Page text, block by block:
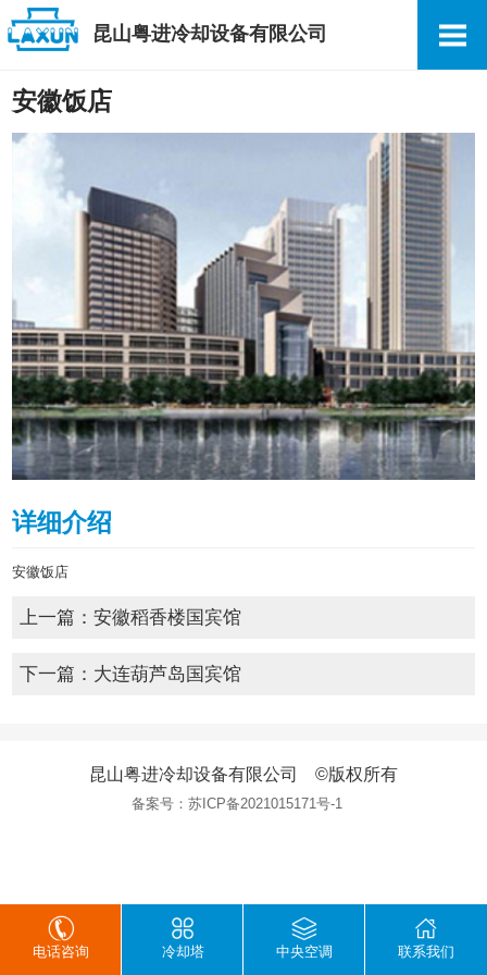
昆山粤进冷却设备有限公司
安徽饭店
详细介绍
安徽饭店
上一篇： 安徽稻香楼国宾馆
下一篇： 大连葫芦岛国宾馆
昆山粤进冷却设备有限公司 ©版权所有
备案号： 苏ICP备2021015171号-1
电话咨询 冷却塔 中央空调 联系我们